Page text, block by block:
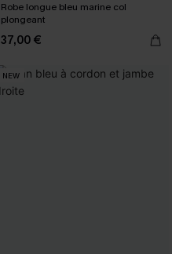
Robe longue bleu marine col
plongeant
37,00 €
NEW